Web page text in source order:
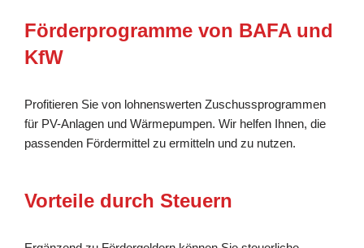
Förderprogramme von BAFA und
KfW
Profitieren Sie von lohnenswerten Zuschussprogrammen
für PV-Anlagen und Wärmepumpen. Wir helfen Ihnen, die
passenden Fördermittel zu ermitteln und zu nutzen.
Vorteile durch Steuern